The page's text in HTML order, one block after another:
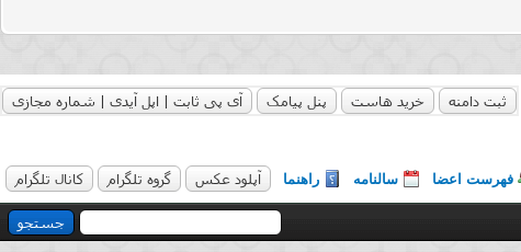
ثبت دامنه خرید هاست پنل پیامک آی پی ثابت | اپل آیدی | شماره مجازی
فهرست اعضا سالنامه راهنما آپلود عکس گروه تلگرام کانال تلگرام